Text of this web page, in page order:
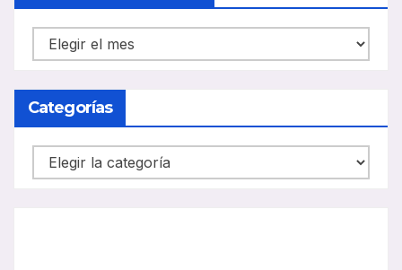
NOTICIAS
CARRIL
BUS
Categorías
Categorías